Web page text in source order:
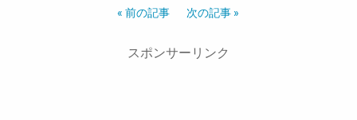
« 前の記事 次の記事 »
スポンサーリンク